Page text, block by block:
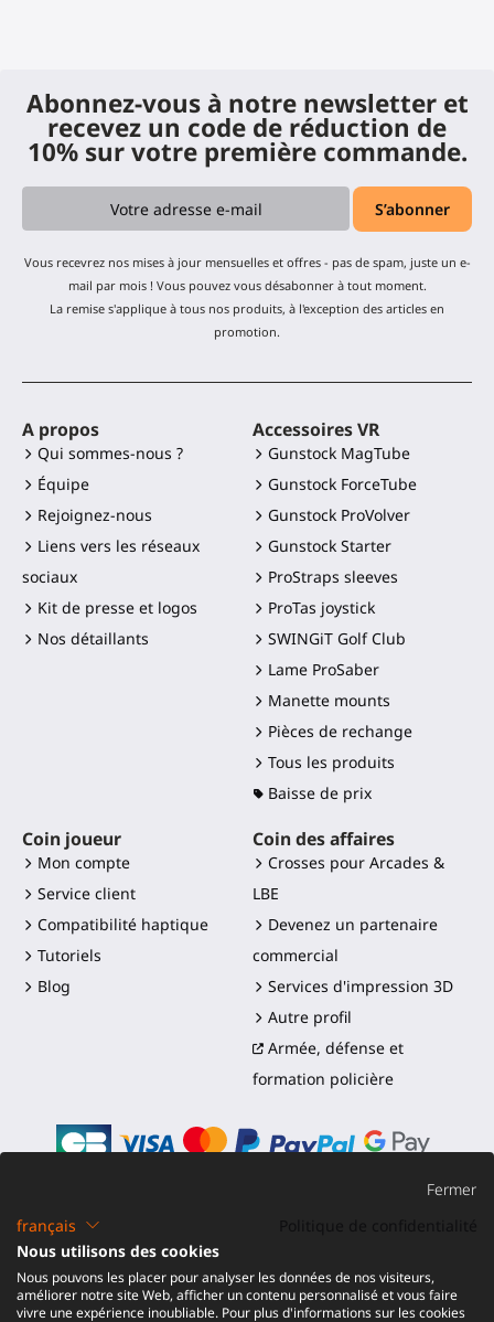
Abonnez-vous à notre newsletter et
recevez un code de réduction de
10% sur votre première commande.
Vous recevrez nos mises à jour mensuelles et offres - pas de spam, juste un e-
mail par mois ! Vous pouvez vous désabonner à tout moment.
La remise s'applique à tous nos produits, à l'exception des articles en
promotion.
A propos
Qui sommes-nous ?
Équipe
Rejoignez-nous
Liens vers les réseaux
sociaux
Kit de presse et logos
Nos détaillants
Accessoires VR
Gunstock MagTube
Gunstock ForceTube
Gunstock ProVolver
Gunstock Starter
ProStraps sleeves
ProTas joystick
SWINGiT Golf Club
Lame ProSaber
Manette mounts
Pièces de rechange
Tous les produits
Baisse de prix
Coin joueur
Mon compte
Service client
Compatibilité haptique
Tutoriels
Blog
Coin des affaires
Crosses pour Arcades &
LBE
Devenez un partenaire
commercial
Services d'impression 3D
Autre profil
Armée, défense et
formation policière
©2016-2026 - ProTubeVR™
Expédition et droits
Remboursement
Fermer
français
Nous utilisons des cookies
Nous pouvons les placer pour analyser les données de nos visiteurs,
améliorer notre site Web, afficher un contenu personnalisé et vous faire
vivre une expérience inoubliable. Pour plus d'informations sur les cookies